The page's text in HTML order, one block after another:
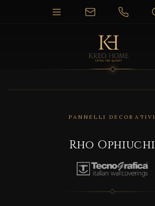
PANNELLI DECORATIVI
Rho Ophiuchi